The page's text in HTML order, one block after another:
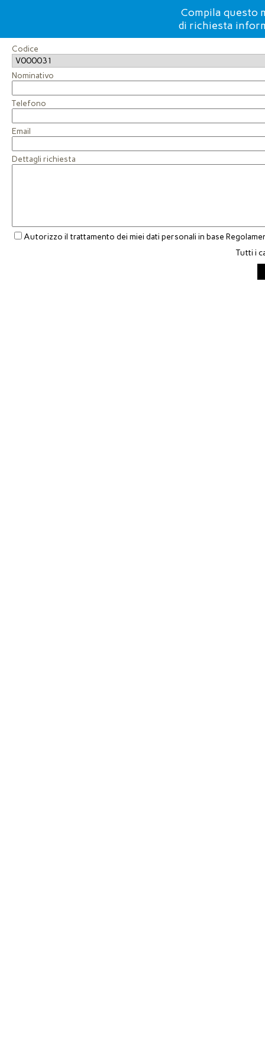
Compila questo
di richiesta
Codice
Nominativo
Telefono
Email
Dettagli richiesta
Autorizzo il trattamento dei miei dati personali in base
Tutti i